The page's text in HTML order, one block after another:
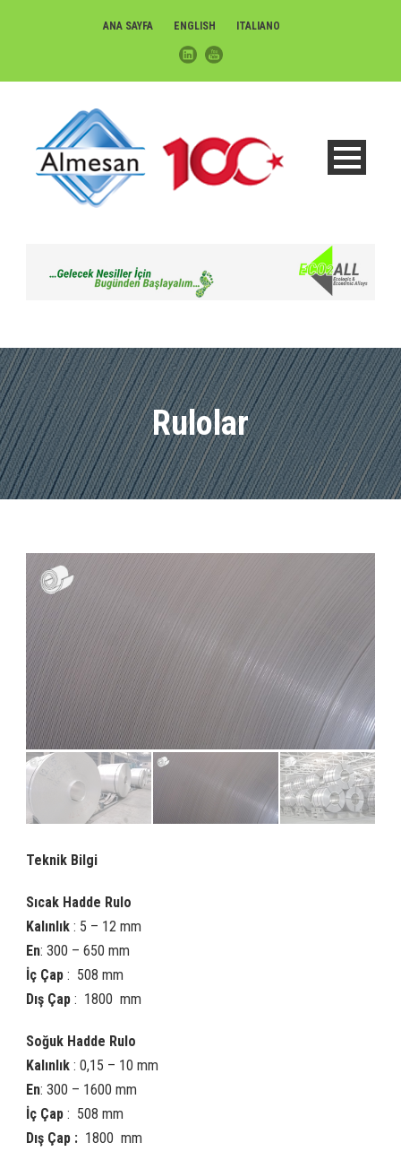
ANA SAYFA ENGLISH ITALIANO
Rulolar
Teknik Bilgi
Sıcak Hadde Rulo
Kalınlık : 5 – 12 mm
En: 300 – 650 mm
İç Çap : 508 mm
Dış Çap : 1800 mm
Soğuk Hadde Rulo
Kalınlık : 0,15 – 10 mm
En: 300 – 1600 mm
İç Çap : 508 mm
Dış Çap : 1800 mm